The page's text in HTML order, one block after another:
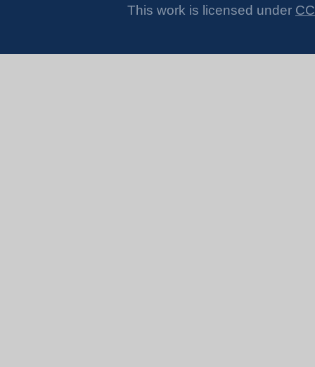
This work is licensed under